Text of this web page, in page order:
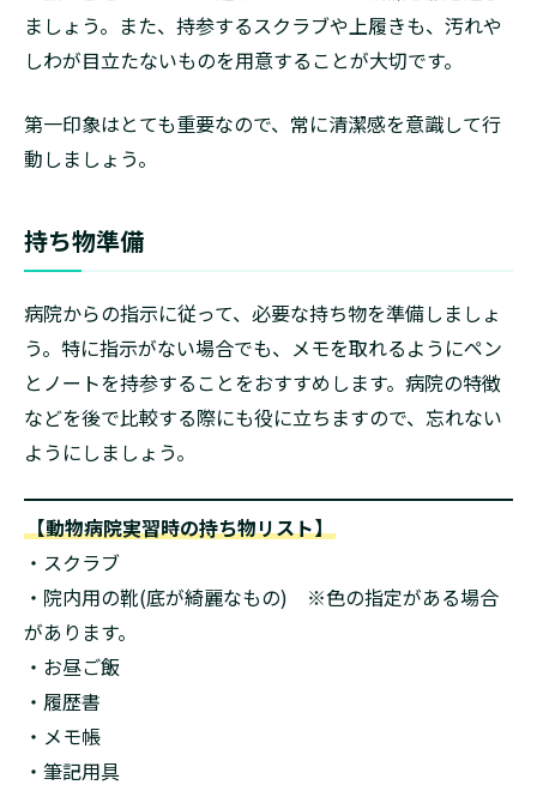
ましょう。また、持参するスクラブや上履きも、汚れや
しわが目立たないものを用意することが大切です。
第一印象はとても重要なので、常に清潔感を意識して行
動しましょう。
持ち物準備
病院からの指示に従って、必要な持ち物を準備しましょ
う。特に指示がない場合でも、メモを取れるようにペン
とノートを持参することをおすすめします。病院の特徴
などを後で比較する際にも役に立ちますので、忘れない
ようにしましょう。
【動物病院実習時の持ち物リスト】
・スクラブ
・院内用の靴(底が綺麗なもの) ※色の指定がある場合
があります。
・お昼ご飯
・履歴書
・メモ帳
・筆記用具